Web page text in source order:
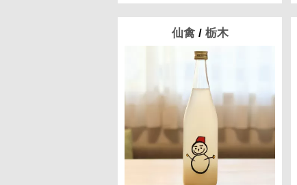
仙禽 / 栃木